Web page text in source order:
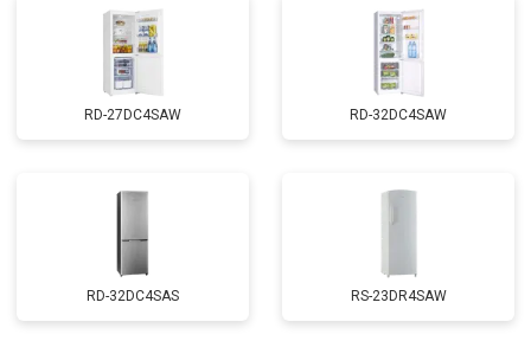
RD-27DC4SAW RD-32DC4SAW
RD-32DC4SAS RS-23DR4SAW